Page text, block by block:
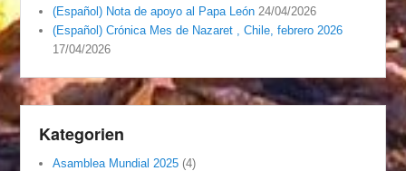
(Español) Nota de apoyo al Papa León 24/04/2026
(Español) Crónica Mes de Nazaret , Chile, febrero 2026
17/04/2026
Kategorien
Asamblea Mundial 2025 (4)